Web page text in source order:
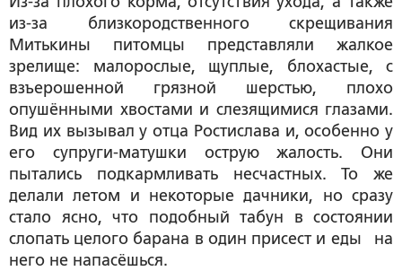
из-за близкородственного скрещивания
Митькины питомцы представляли жалкое
зрелище: малорослые, щуплые, блохастые, с
взъерошенной грязной шерстью, плохо
опушёнными хвостами и слезящимися глазами.
Вид их вызывал у отца Ростислава и, особенно у
его супруги-матушки острую жалость. Они
пытались подкармливать несчастных. То же
делали летом и некоторые дачники, но сразу
стало ясно, что подобный табун в состоянии
слопать целого барана в один присест и еды на
него не напасёшься.